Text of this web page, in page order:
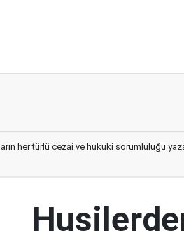
her türlü cezai ve hukuki sorumluluğu